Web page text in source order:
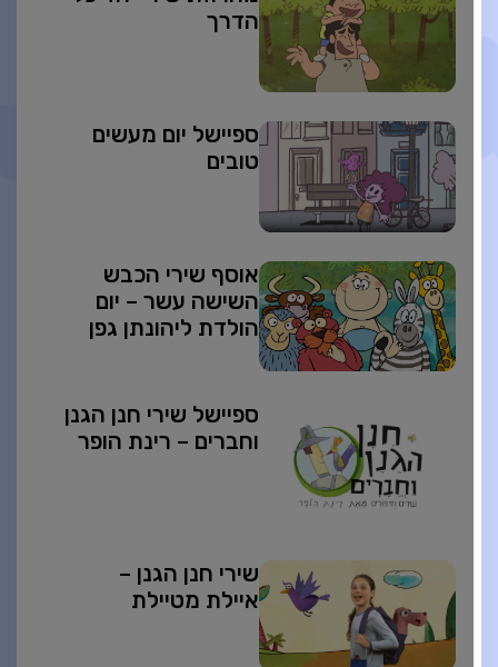
הדרך
ספיישל יום מעשים
טובים
אוסף שירי הכבש
השישה עשר – יום
הולדת ליהונתן גפן
ספיישל שירי חנן הגנן
וחברים – רינת הופר
שירי חנן הגנן –
איילת מטיילת